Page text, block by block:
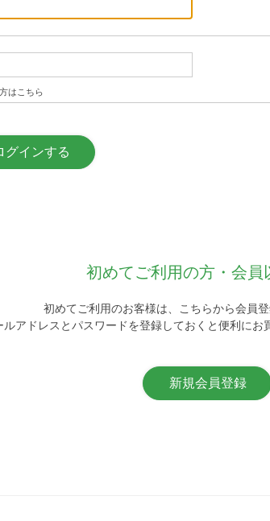
はこちら
初めてご利用の方・会員
初めてご利用のお客様は、こちらから会員登
ルアドレスとパスワードを登録しておくと便利に